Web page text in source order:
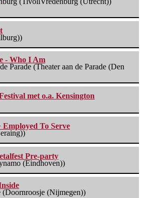
- Who I Am
Parade (Theater aan de Parade (Den
met o.a. Kensington
Employed To Serve
Pre-party
(Eindhoven))
(Doornroosje (Nijmegen))